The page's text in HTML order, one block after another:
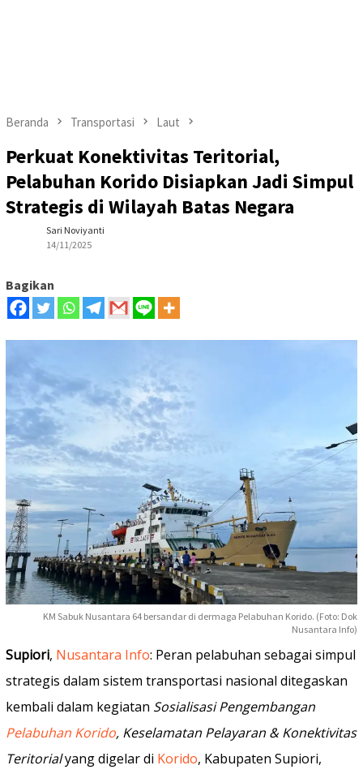
Beranda Transportasi Laut
Perkuat Konektivitas Teritorial,
Pelabuhan Korido Disiapkan Jadi Simpul
Strategis di Wilayah Batas Negara
Sari Noviyanti
14/11/2025
Bagikan
KM Sabuk Nusantara 64 bersandar di dermaga Pelabuhan Korido. (Foto: Dok
Nusantara Info)
Supiori, Nusantara Info: Peran pelabuhan sebagai simpul
strategis dalam sistem transportasi nasional ditegaskan
kembali dalam kegiatan Sosialisasi Pengembangan
Pelabuhan Korido, Keselamatan Pelayaran & Konektivitas
Teritorialyang digelar di Korido, Kabupaten Supiori,